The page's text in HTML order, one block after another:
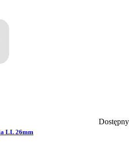
Dostępny
LL 26mm